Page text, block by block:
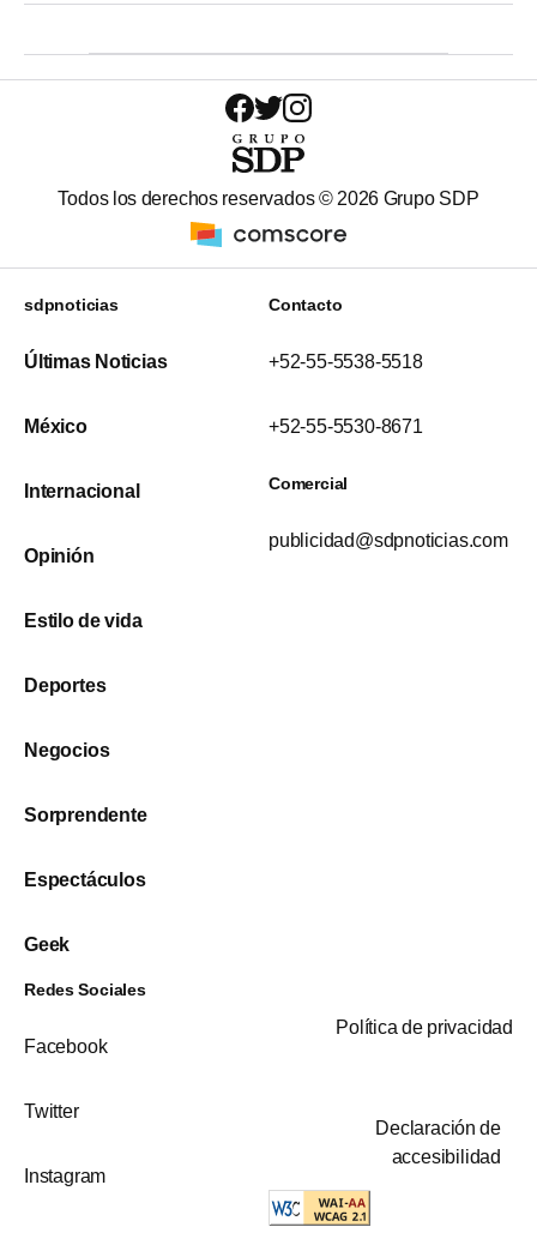
Todos los derechos reservados © 2026 Grupo SDP
sdpnoticias
Últimas Noticias
México
Internacional
Opinión
Estilo de vida
Deportes
Negocios
Sorprendente
Espectáculos
Geek
Contacto
+52-55-5538-5518
+52-55-5530-8671
Comercial
publicidad@sdpnoticias.com
Redes Sociales
Facebook
Twitter
Instagram
Política de privacidad
Declaración de
accesibilidad